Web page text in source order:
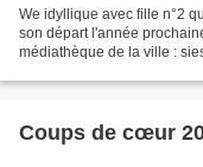
We idyllique avec fille n°2
son départ l'année
médiathèque de la ville :
Coups de cœur